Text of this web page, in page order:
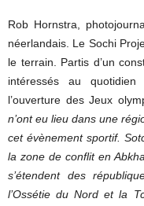
Rob Hornstra,
néerlandais. Le Sochi
le terrain. Partis d’un
intéressés au
l’ouverture des Jeux
n’ont eu lieu dans une
cet évènement sportif.
la zone de conflit en
s’étendent des
l’Ossétie du Nord et la